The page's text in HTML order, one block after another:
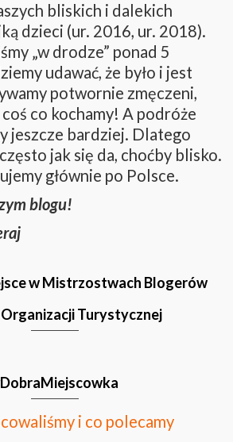
bliskich i dalekich
dzieci (ur. 2016, ur. 2018).
„w drodze” ponad 5
udawać, że było i jest
potwornie zmęczeni,
co kochamy! A podróże
jeszcze bardziej. Dlatego
jak się da, choćby blisko.
głównie po Polsce.
blogu!
w Mistrzostwach Blogerów
Turystycznej
i co polecamy